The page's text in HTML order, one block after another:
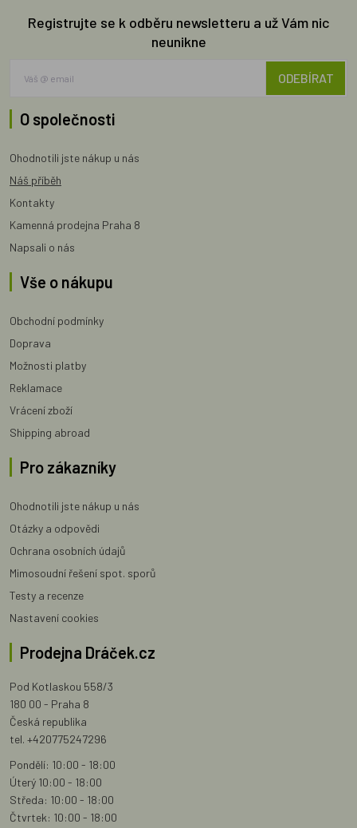
Registrujte se k odběru newsletteru a už Vám nic
neunikne
ODEBÍRAT
O společnosti
Ohodnotili jste nákup u nás
Náš příběh
Kontakty
Kamenná prodejna Praha 8
Napsali o nás
Vše o nákupu
Obchodní podmínky
Doprava
Možnosti platby
Reklamace
Vrácení zboží
Shipping abroad
Pro zákazníky
Ohodnotili jste nákup u nás
Otázky a odpovědi
Ochrana osobních údajů
Mimosoudní řešení spot. sporů
Testy a recenze
Nastavení cookies
Prodejna Dráček.cz
Pod Kotlaskou 558/3
180 00 - Praha 8
Česká republika
tel. +420775247296
Pondělí: 10:00 - 18:00
Úterý 10:00 - 18:00
Středa: 10:00 - 18:00
Čtvrtek: 10:00 - 18:00